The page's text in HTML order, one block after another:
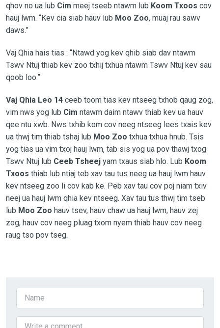
qhov no ua lub Cim meej tseeb ntawm lub Koom Txoos cov
hauj lwm. “Kev cia siab hauv lub Moo Zoo, muaj rau sawv
daws.”
Vaj Qhia hais tias : “Ntawd yog kev qhib siab dav ntawm
Tswv Ntuj thiab kev zoo txhij txhua ntawm Tswv Ntuj kev sau
qoob loo.”
Vaj Qhia Leo 14ceeb toom tias kev ntseeg txhob qaug zog,
vim nws yog lub Cim ntawm daim ntawv thiab kev ua hauv
qee ntu xwb. Nws txhib kom cov neeg ntseeg lees txais kev
ua thwj tim thiab tshaj lub Moo Zoo txhua txhua hnub. Tsis
yog tias ua vim txoj hauj lwm, tab sis yog ua pov thawj txog
Tswv Ntuj lub Ceeb Tsheejyam txaus siab hlo. Lub Koom
Txoos thiab lub ntiaj teb xav tau tus neeg ua hauj lwm hauv
kev ntseeg zoo li cov kab ke. Peb xav tau cov poj niam txiv
neej ua hauj lwm qhia kev ntseeg. Xav tau tus thwj tim tseb
lub Moo Zoo hauv tsev, hauv chaw ua hauj lwm, hauv zej
zog, hauv cov neeg pluag txom nyem thiab hauv cov neeg
raug tso pov tseg.